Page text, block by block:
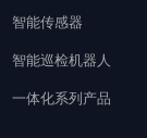
智能传感器
智能巡检机器人
一体化系列产品